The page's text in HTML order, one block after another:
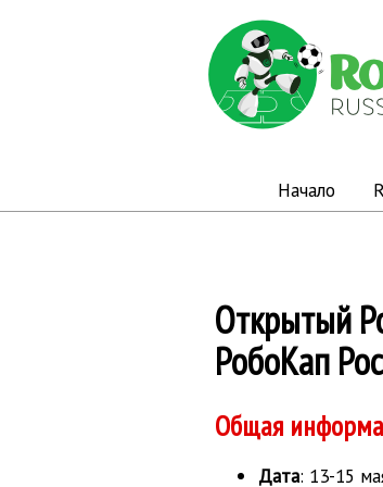
Начало
Открытый
РобоКап
Общая
Дата: 13-15